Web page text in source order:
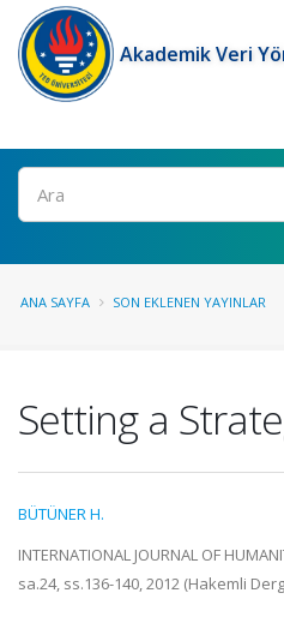
Akademik Veri
Ara
ANA SAYFA SON EKLENEN YAYINLAR
Setting a
BÜTÜNER H.
INTERNATIONAL JOURNAL OF
sa.24, ss.136-140, 2012 (Hakemli